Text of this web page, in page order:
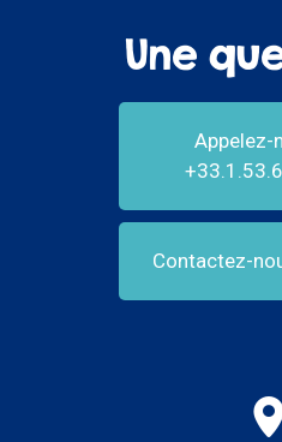
Une
Appelez-
Contactez-